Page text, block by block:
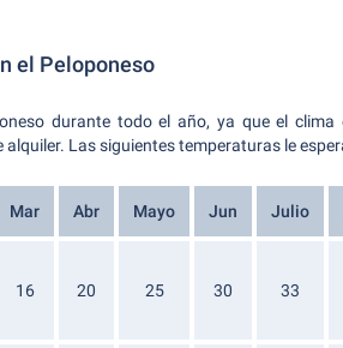
el Peloponeso
durante todo el año, ya que el
Las siguientes temperaturas le
Mar Abr Mayo Jun Julio
16 20 25 30 33